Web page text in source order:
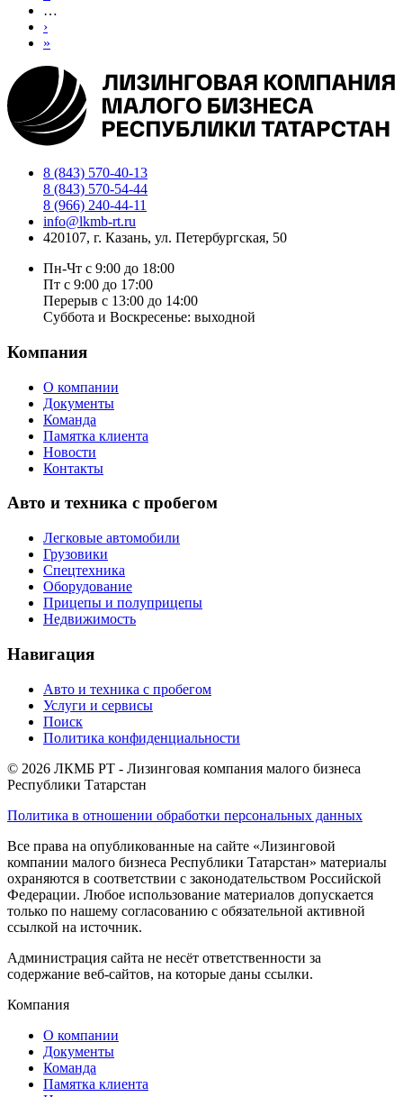
…
Следующая
страница
›
Последняя
»
8 (843) 570-40-13
8 (843) 570-54-44
8 (966) 240-44-11
info@lkmb-rt.ru
420107, г. Казань, ул. Петербургская, 50
Пн-Чт с 9:00 до 18:00
Пт с 9:00 до 17:00
Перерыв с 13:00 до 14:00
Суббота и Воскресенье: выходной
Компания
О компании
Документы
Команда
Памятка клиента
Новости
Контакты
Авто и техника с пробегом
Легковые автомобили
Грузовики
Спецтехника
Оборудование
Прицепы и полуприцепы
Недвижимость
Навигация
Авто и техника с пробегом
Услуги и сервисы
Поиск
Политика конфиденциальности
© 2026 ЛКМБ РТ - Лизинговая компания малого бизнеса
Республики Татарстан
Политика в отношении обработки персональных данных
Все права на опубликованные на сайте «Лизинговой
компании малого бизнеса Республики Татарстан» материалы
охраняются в соответствии с законодательством Российской
Федерации. Любое использование материалов допускается
только по нашему согласованию с обязательной активной
ссылкой на источник.
Администрация сайта не несёт ответственности за
содержание веб-сайтов, на которые даны ссылки.
Компания
О компании
Документы
Команда
Памятка клиента